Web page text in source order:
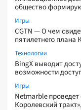
общество
Игры
CGTN — О чем
пятилетнего плана
Технологии
BingX выводит
возможности
Игры
Netmarble
Королевский